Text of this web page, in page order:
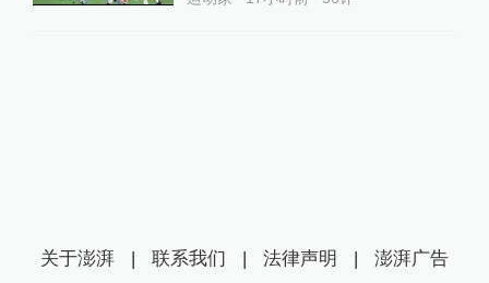
关于澎湃 | 联系我们 | 法律声明 | 澎湃广告